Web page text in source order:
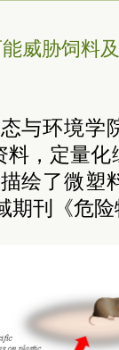
威胁饲料
与环境学
，定量
绘了微塑
期刊《危